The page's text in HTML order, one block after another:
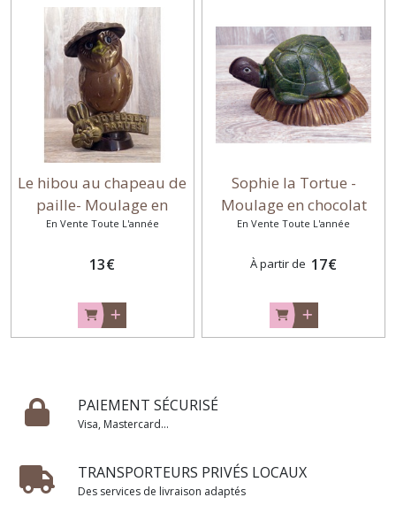
Le hibou au chapeau de
paille- Moulage en
chocolat
En Vente Toute L'année
13€
Sophie la Tortue -
Moulage en chocolat
En Vente Toute L'année
À partir de 17€
PAIEMENT SÉCURISÉ
Visa, Mastercard...
TRANSPORTEURS PRIVÉS LOCAUX
Des services de livraison adaptés